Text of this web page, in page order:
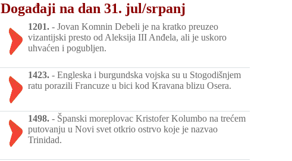
Događaji na dan 31. jul/srpanj
1201. - Jovan Komnin Debeli je na kratko preuzeo
vizantijski presto od Aleksija III Anđela, ali je uskoro
uhvaćen i pogubljen.
1423. - Engleska i burgundska vojska su u Stogodišnjem
ratu porazili Francuze u bici kod Kravana blizu Osera.
1498. - Španski moreplovac Kristofer Kolumbo na trećem
putovanju u Novi svet otkrio ostrvo koje je nazvao
Trinidad.